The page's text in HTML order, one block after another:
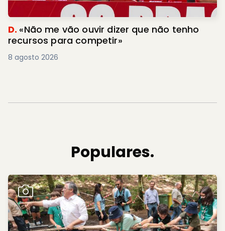
D. «Não me vão ouvir dizer que não tenho
recursos para competir»
8 agosto 2026
Populares.